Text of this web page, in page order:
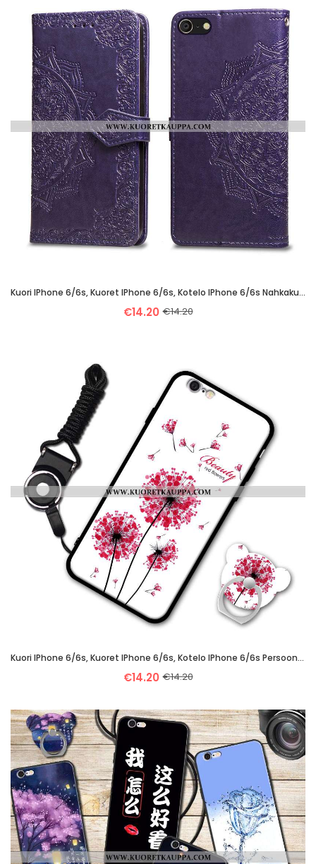
Kuori IPhone 6/6s, Kuoret IPhone 6/6s, Kotelo IPhone 6/6s Nahkakuori Persoonallisuus Yksinkertainen
€14.20 €14.20
Kuori IPhone 6/6s, Kuoret IPhone 6/6s, Kotelo IPhone 6/6s Persoonallisuus Valkoinen Puhelimen
€14.20 €14.20